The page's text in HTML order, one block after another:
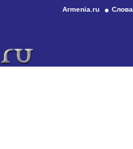
Armenia.ru